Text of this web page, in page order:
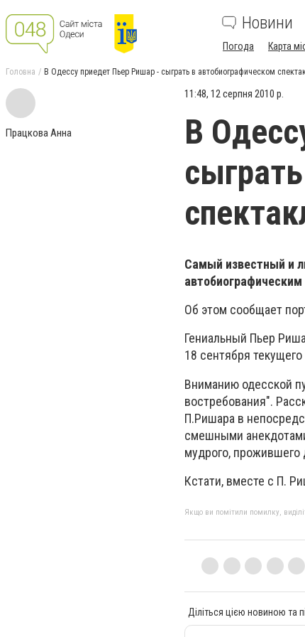
Новини
Погода Карта
Головна В Одессу приедет Пьер Ришар - сыграть в автобиографическом
Працкова Анна
11:48, 12 серпня 2010 р.
В
Самый известный и
Об этом сообщает
Гениальный Пьер
18 сентября текущего
Вниманию одесской
востребования".
П.Ришара в
смешными
мудрого, прожившего
Кстати, вместе с П.
Якщо ви помітили помилку,
Діліться цією новиною та